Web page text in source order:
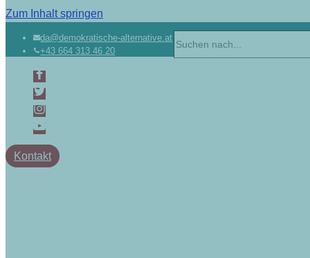
Zum Inhalt springen
da@demokratische-alternative.at
+43 664 313 46 20
nach …
Kontakt